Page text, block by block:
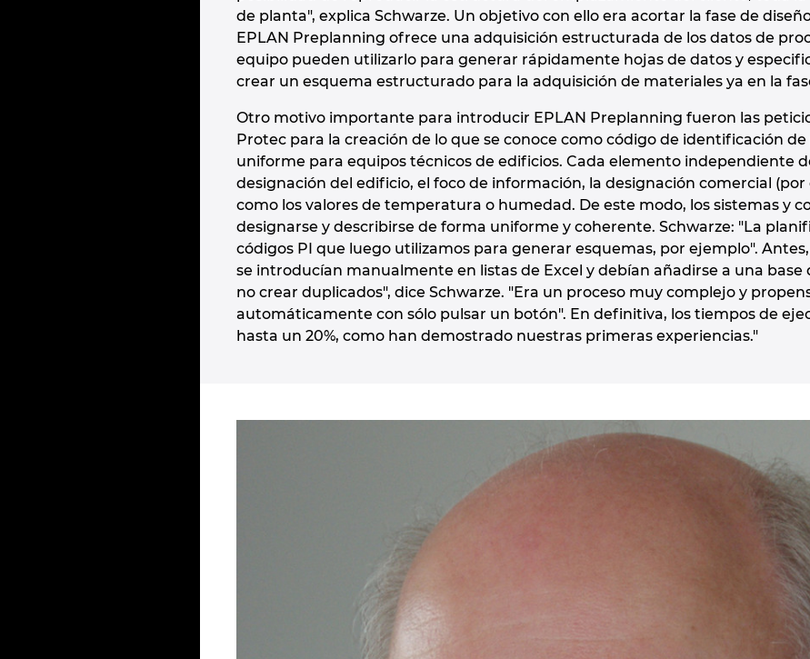
de planta", explica Schwarze. Un objetivo con ello era acortar la fase de
EPLAN Preplanning ofrece una adquisición estructurada de los datos de
equipo pueden utilizarlo para generar rápidamente hojas de datos y
crear un esquema estructurado para la adquisición de materiales ya en la
Otro motivo importante para introducir EPLAN Preplanning fueron las
Protec para la creación de lo que se conoce como código de identificación
uniforme para equipos técnicos de edificios. Cada elemento independiente
designación del edificio, el foco de información, la designación comercial
como los valores de temperatura o humedad. De este modo, los sistemas y
designarse y describirse de forma uniforme y coherente. Schwarze: "La
códigos PI que luego utilizamos para generar esquemas, por ejemplo".
se introducían manualmente en listas de Excel y debían añadirse a una
no crear duplicados", dice Schwarze. "Era un proceso muy complejo y
automáticamente con sólo pulsar un botón". En definitiva, los tiempos de
hasta un 20%, como han demostrado nuestras primeras experiencias."